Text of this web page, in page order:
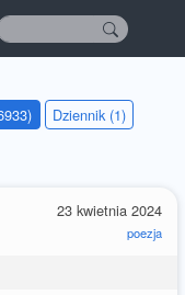
Dziennik (1)
23 kwietnia 2024
poezja